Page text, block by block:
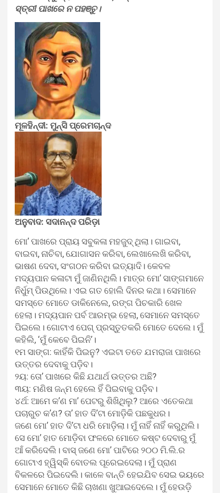
ସ୍ତ୍ରୀ ପାଖରେ ନ ପହଞ୍ଚୁ।
ମୂଳହିନ୍ଦୀ: ମୁନ୍‌ସି ପ୍ରେମଚାନ୍ଦ
ଅନୁବାଦ: ସଦାନନ୍ଦ ପରିଡ଼ା
ମୋ’ ପାଖରେ ପ୍ରାୟ ସବୁକଳା ମହଜୁଦ୍ ଥିଲା। ଗାଇବା,
ବାଇବା, ନାଚିବା, ଯୋଗାସନ କରିବା, ଲେଖାଲେଖି କରିବା,
ଭାଷଣ ଦେବା, ସଂଗଠନ କରିବା ଇତ୍ୟାଦି। କେବଳ
ମଦ୍ୟପାନ କଳାଟା ମୁଁ ଜାଣିନଥିଲି। ମାତ୍ର ମୋ’ ସାଙ୍ଗମାନେ
ନିର୍ଧୁମ୍ ପିଉଥିଲେ। ଏଇ ଗତ ହୋଲି ଦିନର କଥା। ସେମାନେ
ସମସ୍ତେ ମୋତେ ଡାକିନେଲେ, ରଙ୍ଗ ପିଚକାରି ଖେଳ
ହେଲା। ମଦ୍ୟପାନ ପର୍ବ ଆରମ୍ଭ ହେଲା, ସେମାନେ ସମସ୍ତେ
ପିଇଲେ। ଗୋଟାଏ ପେଗ୍ ପ୍ରସ୍ତୁତକରି ମୋତେ ଦେଲେ। ମୁଁ
କହିଲି, ‘ମୁଁ କେବେ ପିଇନି’।
୧ମ ସାଙ୍ଗ: କାହିଁକି ପିଇନୁ? ଏଇଟା ତତେ ଯମରାଜା ପାଖରେ
ଉତ୍ତର ଦେବାକୁ ପଡ଼ିବ।
୨ୟ: ତୋ’ ପାଖରେ କିଛି ଯଥାର୍ଥ ଉତ୍ତର ଅଛି?
୩ୟ: ମଣିଷ ଜନ୍ମ ହେଲେ ହିଁ ପିଇବାକୁ ପଡ଼ିବ।
୪ର୍ଥ: ଆମେ କ’ଣ ମା’ ପେଟରୁ ଶିଖିଥିଲୁ? ଆରେ ଏତେକଥା
ପଚାରୁଚ କ’ଣ? ତା’ ହାତ ଦି’ଟା ମୋଡ଼ିକି ପଛକୁଧର।
ଜଣେ ମୋ’ ହାତ ଦି’ଟା ଧରି ମୋଡ଼ିଲା। ମୁଁ ନାହିଁ ନାହିଁ କରୁଥିଲି।
ସେ ମୋ’ ହାତ ମୋଡ଼ିବା ଫଳରେ ମୋତେ କଷ୍ଟ ଦେବାରୁ ମୁଁ
ଆଁ କରିଦେଲି। ବାସ୍ ଜଣେ ମୋ’ ପାଟିରେ ୨୦୦ ମି.ଲି.ର
ଗୋଟାଏ ହ୍ୱିସ୍କି ବୋତଲ ପୂରେଇଦେଲା। ମୁଁ ପ୍ରାଣ
ବିକଳରେ ପିଇଦେଲି। କାଳେ ବାନ୍ତି ହେଇଯିବ ସେଇ ଭୟରେ
ସେମାନେ ମୋତେ କିଛି ଚାଖଣା ଖୁଆଇଦେଲେ। ମୁଁ ହେଉଡ଼ି